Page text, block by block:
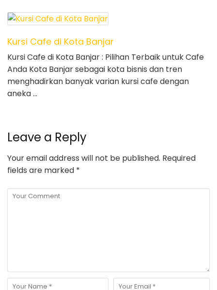
Kursi Cafe di Kota Banjar
Kursi Cafe di Kota Banjar : Pilihan Terbaik untuk Cafe
Anda Kota Banjar sebagai kota bisnis dan tren
menghadirkan banyak varian kursi cafe dengan
aneka …
Leave a Reply
Your email address will not be published. Required
fields are marked *